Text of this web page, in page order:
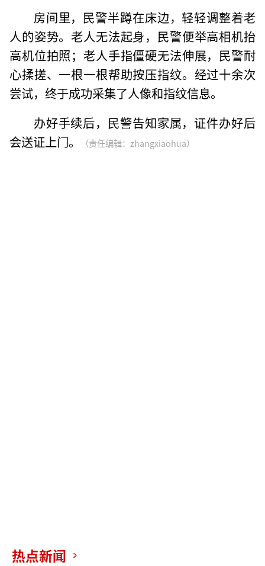
房间里，民警半蹲在床边，轻轻调整着老
人的姿势。老人无法起身，民警便举高相机抬
高机位拍照；老人手指僵硬无法伸展，民警耐
心揉搓、一根一根帮助按压指纹。经过十余次
尝试，终于成功采集了人像和指纹信息。
办好手续后，民警告知家属，证件办好后
会送证上门。
（责任编辑：zhangxiaohua）
热点新闻